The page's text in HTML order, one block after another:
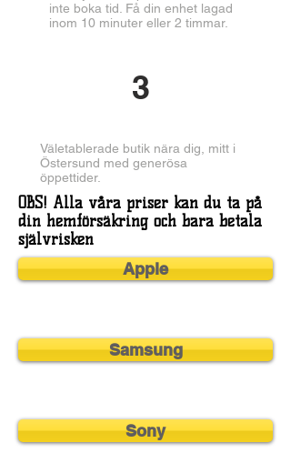
inte boka tid. Få din enhet lagad
inom 10 minuter eller 2 timmar.
3
Väletablerade butik nära dig, mitt i
Östersund med generösa
öppettider.
OBS! Alla våra priser kan du ta på
din hemförsäkring och bara betala
självrisken
Apple
Samsung
Sony